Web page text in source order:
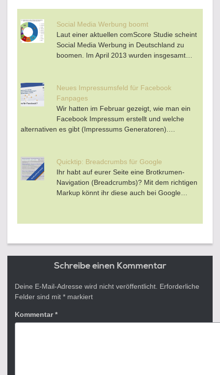
Social Media Werbung boomt
Laut einer aktuellen comScore Studie scheint
Social Media Werbung in Deutschland zu
boomen. Im April 2013 wurden insgesamt…
Neues Impressumsfeld für Facebook
Fanpages
Wir hatten im Februar gezeigt, wie man ein
Facebook Impressum erstellt und welche
alternativen es gibt (Impressums Generatoren).…
Quicktip: Breadcrumbs für Google
Ihr habt auf eurer Seite eine Brotkrumen-
Navigation (Breadcrumbs)? Mit dem richtigen
Markup könnt ihr diese auch bei Google…
Schreibe einen Kommentar
Deine E-Mail-Adresse wird nicht veröffentlicht. Erforderliche
Felder sind mit * markiert
Kommentar*